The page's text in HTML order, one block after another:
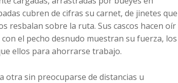
cubren de cifras su carnet, de jinetes que
resbalan sobre la ruta. Sus cascos hacen oír
el pecho desnudo muestran su fuerza, los
ellos para ahorrarse trabajo.
otra sin preocuparse de distancias u